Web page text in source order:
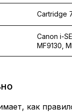
Cartridge
Canon i-
MF9130,
как